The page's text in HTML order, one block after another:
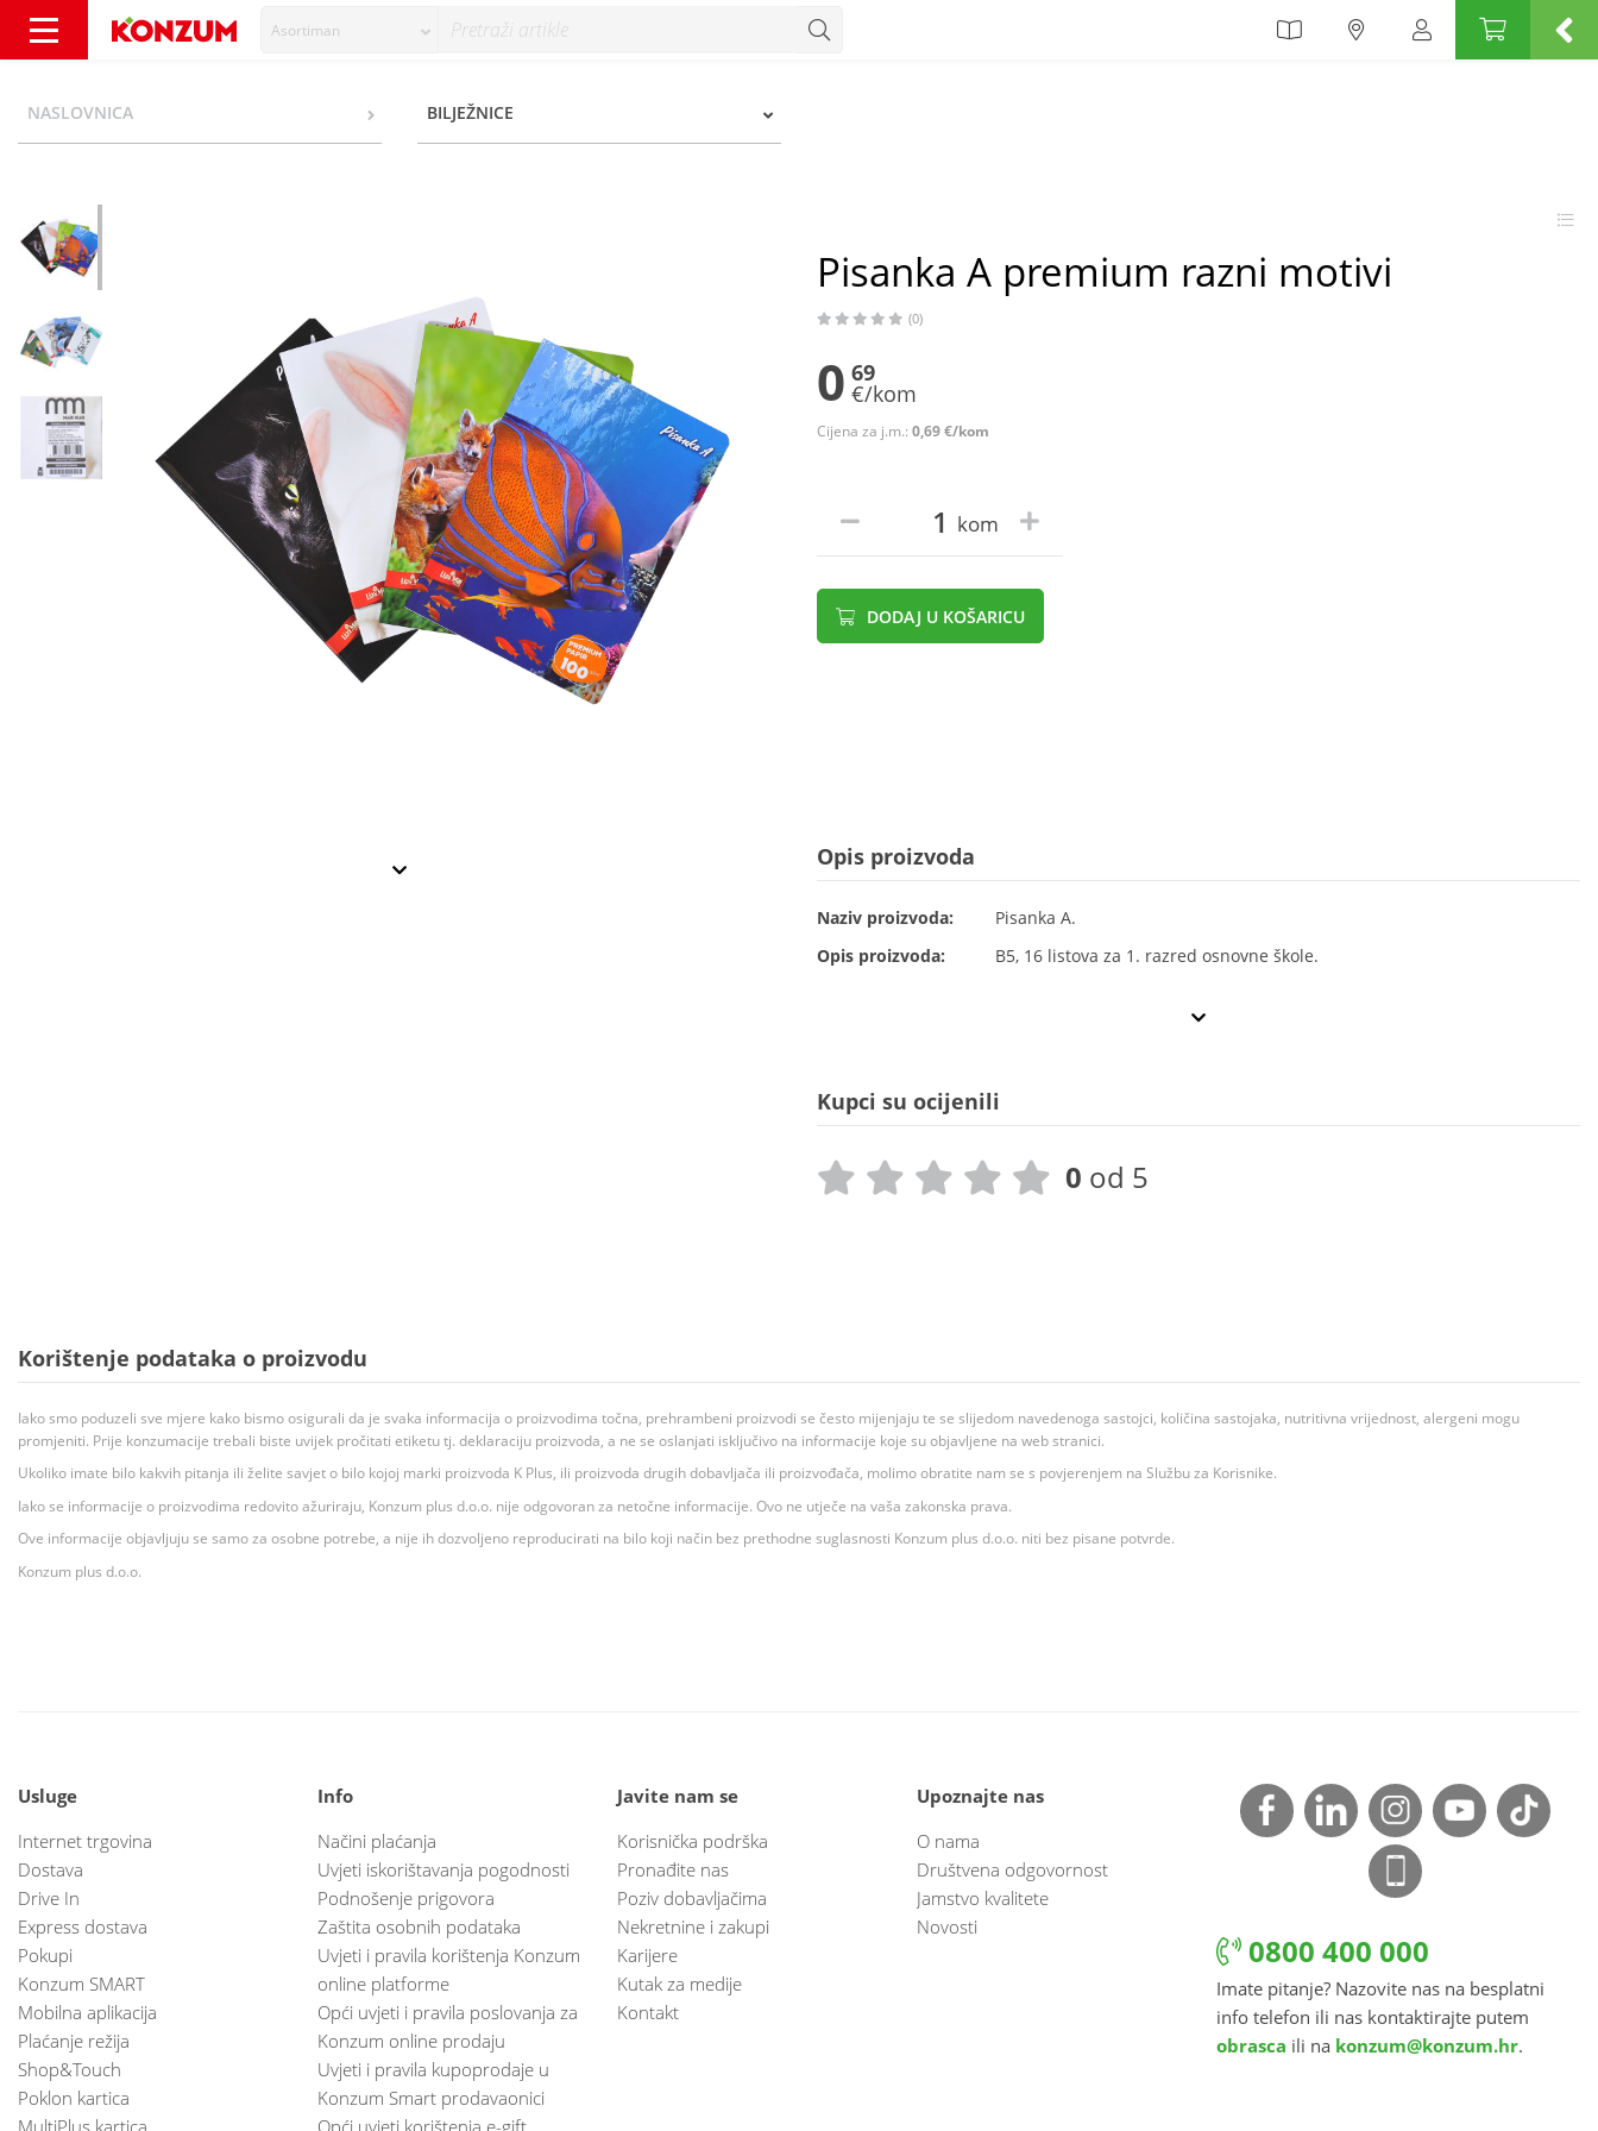
Asortiman
NASLOVNICA BILJEŽNICE
Pisanka A premium razni motivi
(0)
0 69
€/kom
Cijena za j.m.: 0,69 €/kom
kom
DODAJ U KOŠARICU
Opis proizvoda
Naziv proizvoda:
Pisanka A.
Opis proizvoda:
B5, 16 listova za 1. razred osnovne škole.
Kupci su ocijenili
0 od 5
Korištenje podataka o proizvodu
Iako smo poduzeli sve mjere kako bismo osigurali da je svaka informacija o proizvodima točna, prehrambeni proizvodi se često mijenjaju te se slijedom navedenoga sastojci, količina sastojaka, nutritivna vrijednost, alergeni mogu
promjeniti. Prije konzumacije trebali biste uvijek pročitati etiketu tj. deklaraciju proizvoda, a ne se oslanjati isključivo na informacije koje su objavljene na web stranici.
Ukoliko imate bilo kakvih pitanja ili želite savjet o bilo kojoj marki proizvoda K Plus, ili proizvoda drugih dobavljača ili proizvođača, molimo obratite nam se s povjerenjem na Službu za Korisnike.
Iako se informacije o proizvodima redovito ažuriraju, Konzum plus d.o.o. nije odgovoran za netočne informacije. Ovo ne utječe na vaša zakonska prava.
Ove informacije objavljuju se samo za osobne potrebe, a nije ih dozvoljeno reproducirati na bilo koji način bez prethodne suglasnosti Konzum plus d.o.o. niti bez pisane potvrde.
Konzum plus d.o.o.
Usluge
Internet trgovina
Dostava
Drive In
Express dostava
Pokupi
Konzum SMART
Mobilna aplikacija
Plaćanje režija
Shop&Touch
Poklon kartica
MultiPlus kartica
Info
Načini plaćanja
Uvjeti iskorištavanja pogodnosti
Podnošenje prigovora
Zaštita osobnih podataka
Uvjeti i pravila korištenja Konzum
online platforme
Opći uvjeti i pravila poslovanja za
Konzum online prodaju
Uvjeti i pravila kupoprodaje u
Konzum Smart prodavaonici
Opći uvjeti korištenja e-gift
Javite nam se
Korisnička podrška
Pronađite nas
Poziv dobavljačima
Nekretnine i zakupi
Karijere
Kutak za medije
Kontakt
Upoznajte nas
O nama
Društvena odgovornost
Jamstvo kvalitete
Novosti
0800 400 000
Imate pitanje? Nazovite nas na besplatni
info telefon ili nas kontaktirajte putem
obrasca ili na konzum@konzum.hr.